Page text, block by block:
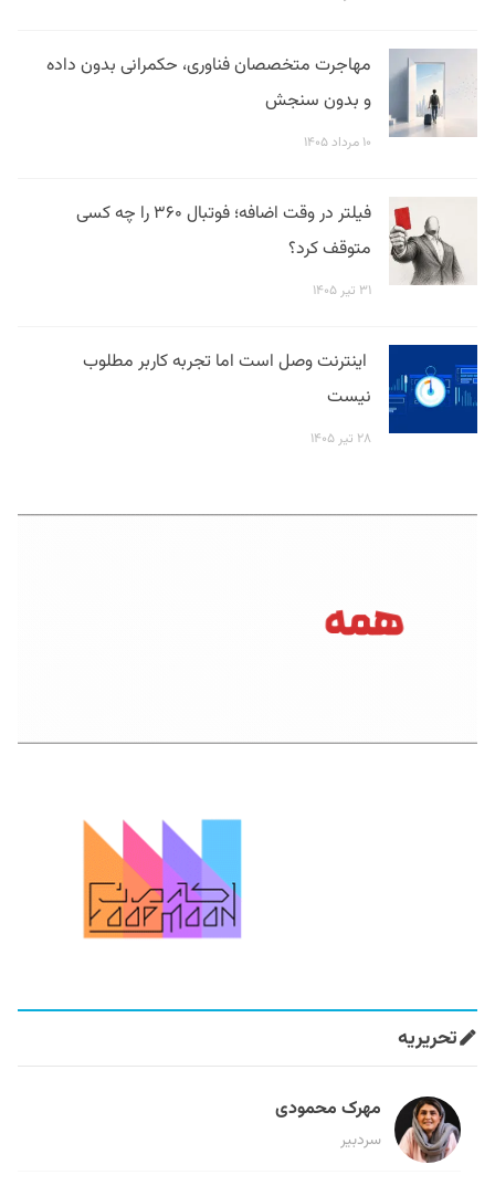
مهاجرت متخصصان فناوری، حکمرانی بدون داده
و بدون سنجش
۱۰ مرداد ۱۴۰۵
فیلتر در وقت اضافه؛ فوتبال ۳۶۰ را چه کسی
متوقف کرد؟
۳۱ تیر ۱۴۰۵
اینترنت وصل است اما تجربه کاربر مطلوب
نیست
۲۸ تیر ۱۴۰۵
تحریریه
مهرک محمودی
سردبیر